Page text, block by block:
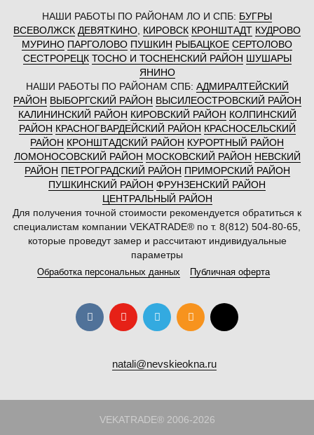
НАШИ РАБОТЫ ПО РАЙОНАМ ЛО И СПБ: БУГРЫ
ВСЕВОЛЖСК ДЕВЯТКИНО КИРОВСК КРОНШТАДТ КУДРОВО
МУРИНО ПАРГОЛОВО ПУШКИН РЫБАЦКОЕ СЕРТОЛОВО
СЕСТРОРЕЦК ТОСНО И ТОСНЕНСКИЙ РАЙОН ШУШАРЫ
ЯНИНО
НАШИ РАБОТЫ ПО РАЙОНАМ СПБ: АДМИРАЛТЕЙСКИЙ
РАЙОН ВЫБОРГСКИЙ РАЙОН ВЫСИЛЕОСТРОВСКИЙ РАЙОН
КАЛИНИНСКИЙ РАЙОН КИРОВСКИЙ РАЙОН КОЛПИНСКИЙ
РАЙОН КРАСНОГВАРДЕЙСКИЙ РАЙОН КРАСНОСЕЛЬСКИЙ
РАЙОН КРОНШТАДСКИЙ РАЙОН КУРОРТНЫЙ РАЙОН
ЛОМОНОСОВСКИЙ РАЙОН МОСКОВСКИЙ РАЙОН НЕВСКИЙ
РАЙОН ПЕТРОГРАДСКИЙ РАЙОН ПРИМОРСКИЙ РАЙОН
ПУШКИНСКИЙ РАЙОН ФРУНЗЕНСКИЙ РАЙОН
ЦЕНТРАЛЬНЫЙ РАЙОН
Для получения точной стоимости рекомендуется обратиться к
специалистам компании VEKATRADE® по т. 8(812) 504-80-65,
которые проведут замер и рассчитают индивидуальные
параметры
Обработка персональных данных Публичная оферта
natali@nevskieokna.ru
VEKATRADE® 2006-2026